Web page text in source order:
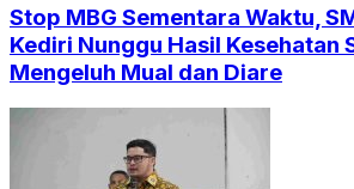
Stop MBG Sementara Waktu,
Kediri Nunggu Hasil Kesehatan
Mengeluh Mual dan Diare